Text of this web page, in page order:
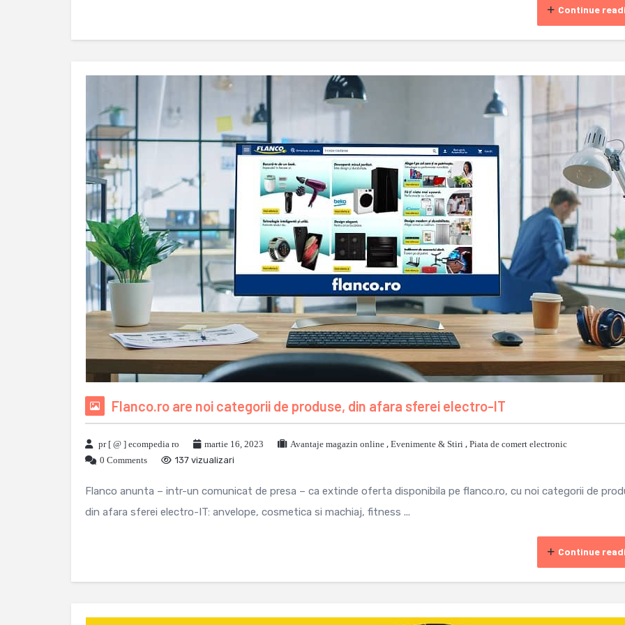
Continue
Flanco.ro are noi categorii de produse, din afara sferei electro-IT
pr [ @ ] ecompedia ro martie 16, 2023 Avantaje magazin online , Evenimente & Stiri , Piata de comert electronic
0 Comments
137 vizualizari
Flanco anunta – intr-un comunicat de presa – ca extinde oferta disponibila pe flanco.ro, cu noi categorii de
din afara sferei electro-IT: anvelope, cosmetica si machiaj, fitness ...
Continue